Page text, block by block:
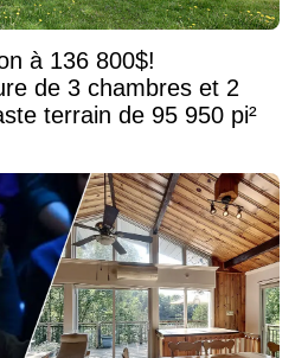
à 136 800$!
de 3 chambres et 2
terrain de 95 950 pi²